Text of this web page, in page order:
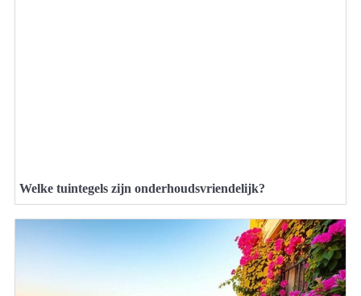
Welke tuintegels zijn onderhoudsvriendelijk?